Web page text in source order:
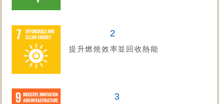
2
提升燃燒效率並回收熱能
3